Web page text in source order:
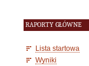
RAPORTY GŁÓWNE
Lista startowa
Wyniki